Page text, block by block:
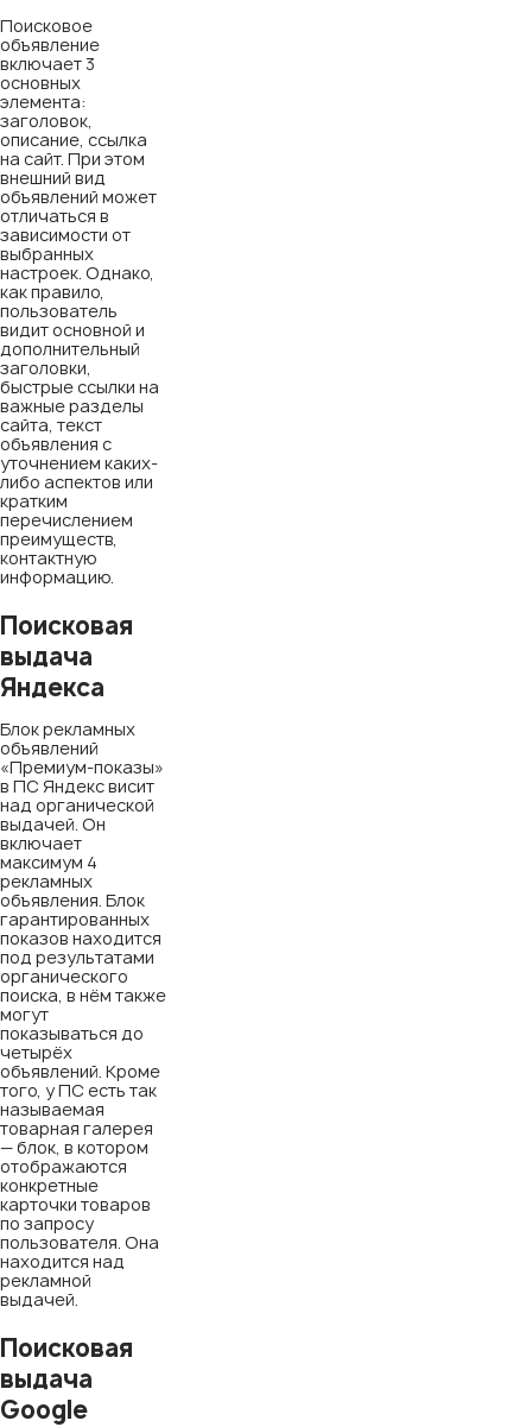
Поисковое
объявление
включает 3
основных
элемента:
заголовок,
описание, ссылка
на сайт. При этом
внешний вид
объявлений может
отличаться в
зависимости от
выбранных
настроек. Однако,
как правило,
пользователь
видит основной и
дополнительный
заголовки,
быстрые ссылки на
важные разделы
сайта, текст
объявления с
уточнением каких-
либо аспектов или
кратким
перечислением
преимуществ,
контактную
информацию.
Поисковая
выдача
Яндекса
Блок рекламных
объявлений
«Премиум-показы»
в ПС Яндекс висит
над органической
выдачей. Он
включает
максимум 4
рекламных
объявления. Блок
гарантированных
показов находится
под результатами
органического
поиска, в нём также
могут
показываться до
четырёх
объявлений. Кроме
того, у ПС есть так
называемая
товарная галерея
— блок, в котором
отображаются
конкретные
карточки товаров
по запросу
пользователя. Она
находится над
рекламной
выдачей.
Поисковая
выдача
Google